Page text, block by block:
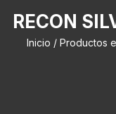
RECON
Inicio / Productos